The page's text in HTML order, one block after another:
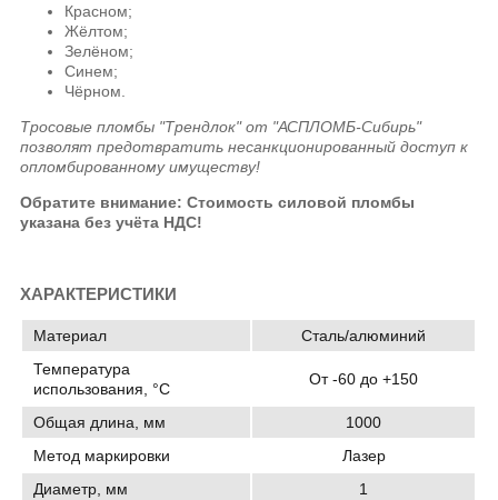
Красном;
Жёлтом;
Зелёном;
Синем;
Чёрном.
Тросовые пломбы "Трендлок" от "АСПЛОМБ-Сибирь"
позволят предотвратить несанкционированный доступ к
опломбированному имуществу!
Обратите внимание: Стоимость силовой пломбы
указана без учёта НДС!
ХАРАКТЕРИСТИКИ
Материал
Сталь/алюминий
Температура
использования, °C
От -60 до +150
Общая длина, мм
1000
Метод маркировки
Лазер
Диаметр, мм
1